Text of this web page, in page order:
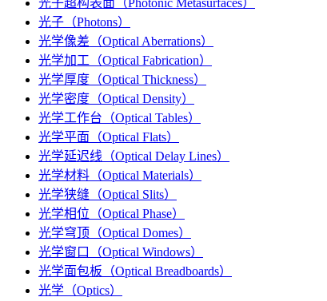
光子（Photons）
光学像差（Optical Aberrations）
光学加工（Optical Fabrication）
光学厚度（Optical Thickness）
光学密度（Optical Density）
光学工作台（Optical Tables）
光学平面（Optical Flats）
光学延迟线（Optical Delay Lines）
光学材料（Optical Materials）
光学狭缝（Optical Slits）
光学相位（Optical Phase）
光学穹顶（Optical Domes）
光学窗口（Optical Windows）
光学面包板（Optical Breadboards）
光学（Optics）